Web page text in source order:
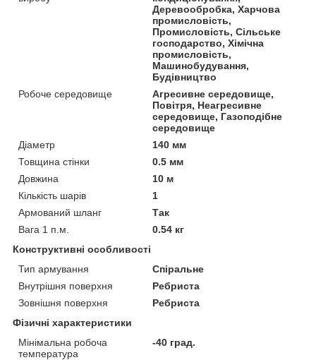
Деревообробка, Харчова
промисловість,
Промисловість, Сільське
господарство, Хімічна
промисловість,
Машинобудування,
Будівництво
Робоче середовище
Агресивне середовище,
Повітря, Неагресивне
середовище, Газоподібне
середовище
Діаметр
140 мм
Товщина стінки
0.5 мм
Довжина
10 м
Кількість шарів
1
Армований шланг
Так
Вага 1 п.м.
0.54 кг
Конструктивні особливості
Тип армування
Спіральне
Внутрішня поверхня
Ребриста
Зовнішня поверхня
Ребриста
Фізичні характеристики
Мінімальна робоча
температура
-40 град.